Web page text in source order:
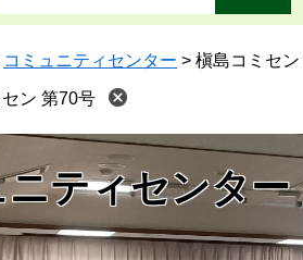
コミュニティセンター > 槇島コミセ
ン 第70号
ニティセンター